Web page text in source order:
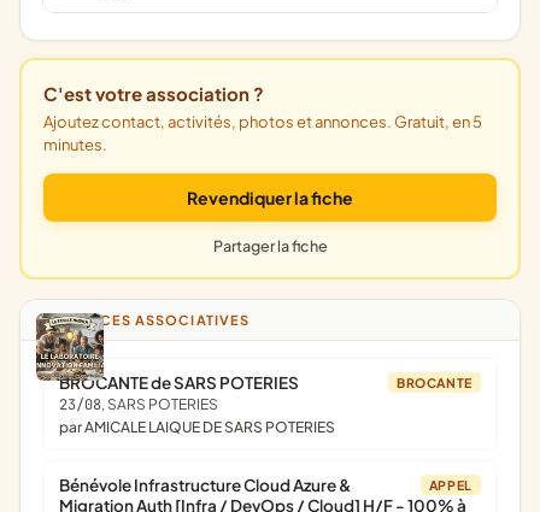
C'est votre association ?
Ajoutez contact, activités, photos et annonces. Gratuit, en 5
minutes.
Revendiquer la fiche
Partager la fiche
ANNONCES ASSOCIATIVES
BROCANTE
BROCANTE de SARS POTERIES
23/08, SARS POTERIES
par AMICALE LAIQUE DE SARS POTERIES
APPEL
Bénévole Infrastructure Cloud Azure &
Migration Auth [Infra / DevOps / Cloud] H/F - 100% à